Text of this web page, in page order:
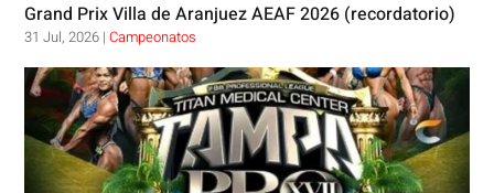
Grand Prix Villa de Aranjuez AEAF 2026 (recordatorio)
31 Jul, 2026 |Campeonatos